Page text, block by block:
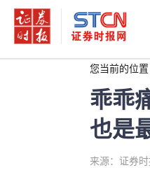
您当前的位置
乖乖
也是
来源：证券